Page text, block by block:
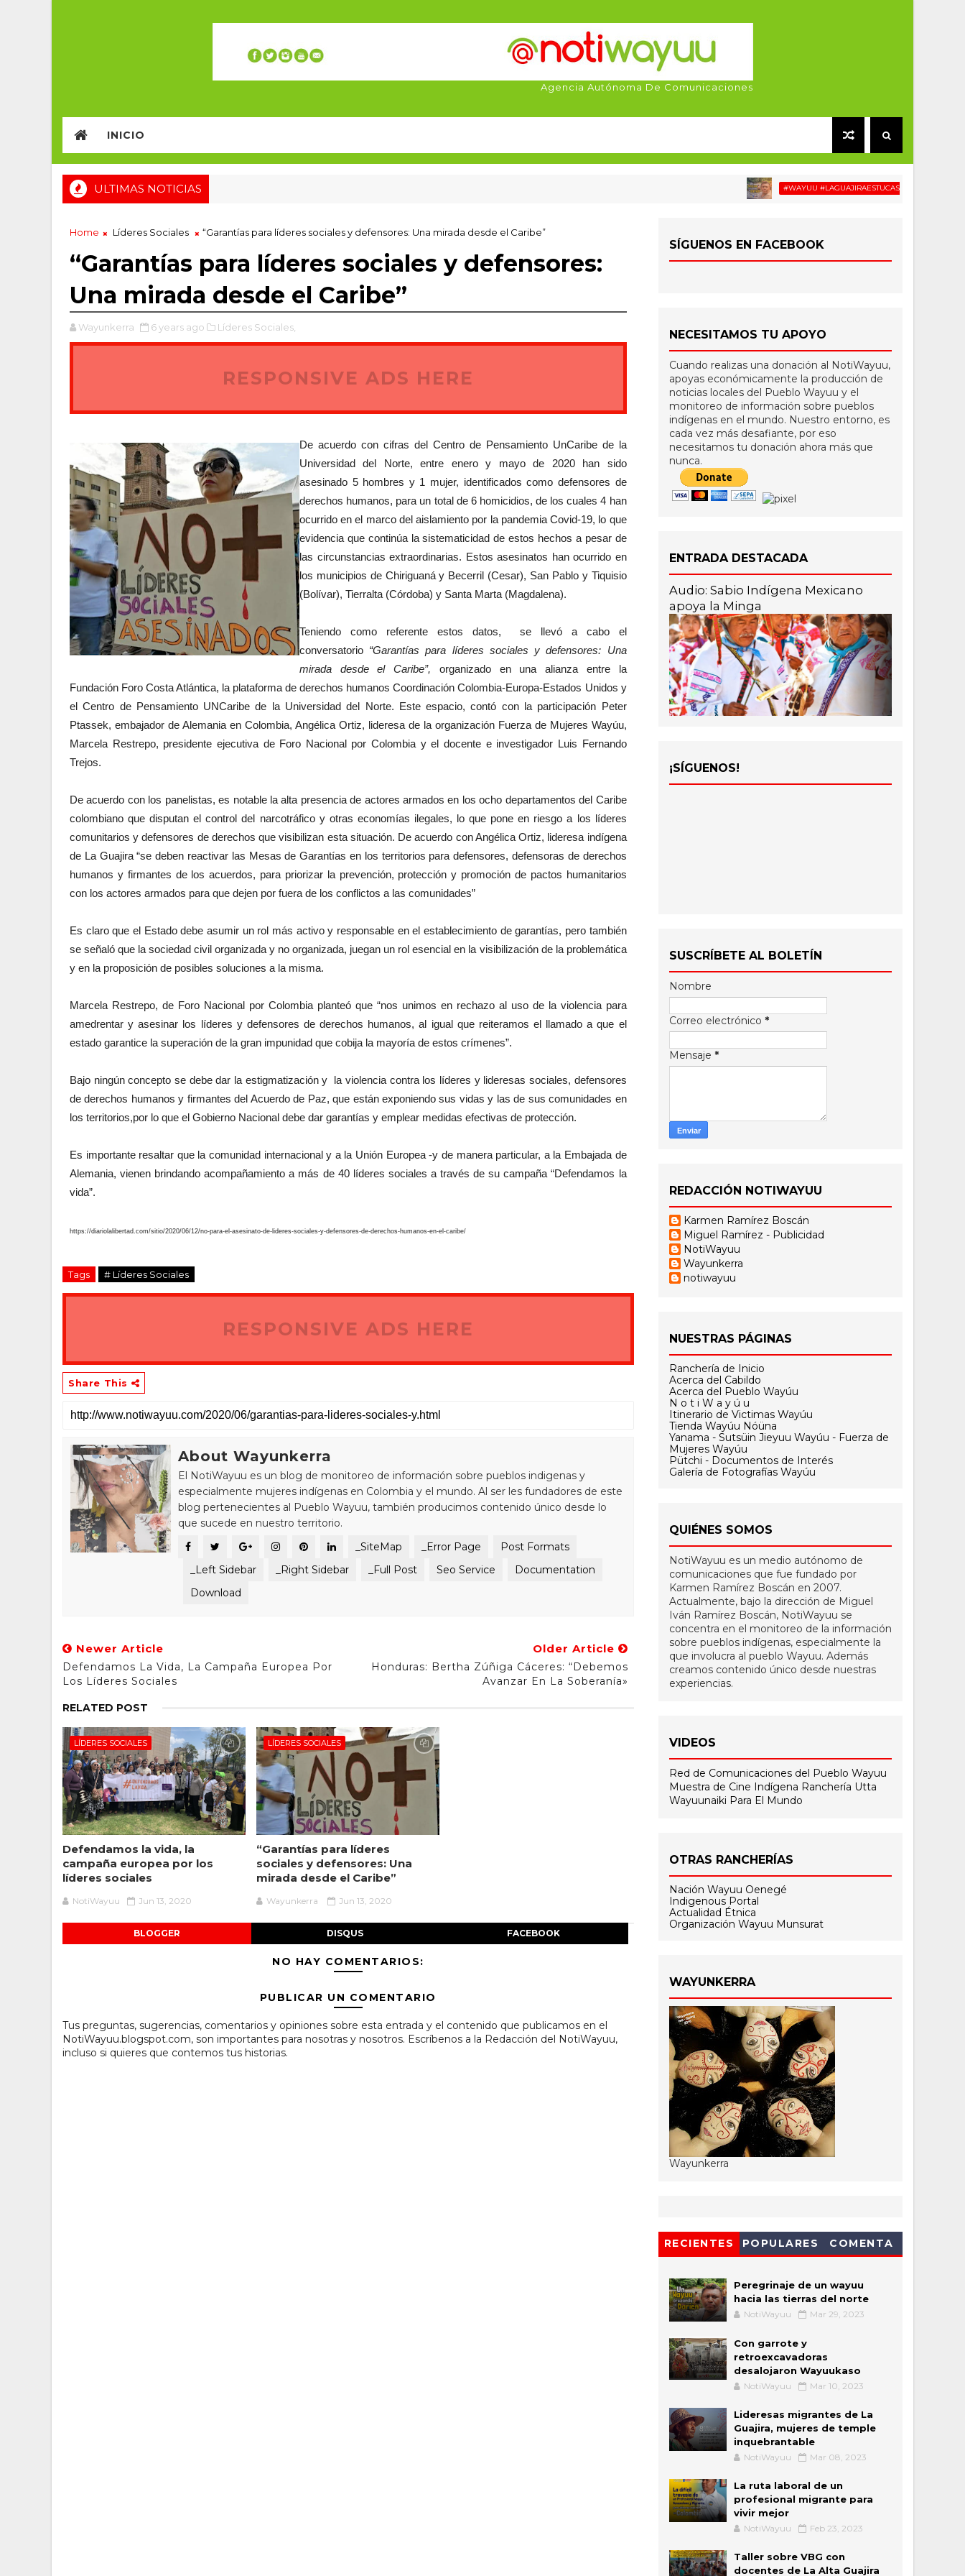
Agencia Autónoma De Comunicaciones
INICIO
ULTIMAS NOTICIAS #WAYUU #LAGUAJIRAESTUCASA #MIGRACIÓN
Home Líderes Sociales “Garantías para líderes sociales y defensores: Una mirada desde el Caribe”
“Garantías para líderes sociales y defensores:
Una mirada desde el Caribe”
Wayunkerra 6 years ago Líderes Sociales,
RESPONSIVE ADS HERE
De acuerdo con cifras del Centro de Pensamiento UnCaribe de la
Universidad del Norte, entre enero y mayo de 2020 han sido
asesinado 5 hombres y 1 mujer, identificados como defensores de
derechos humanos, para un total de 6 homicidios, de los cuales 4 han
ocurrido en el marco del aislamiento por la pandemia Covid-19, lo que
evidencia que continúa la sistematicidad de estos hechos a pesar de
las circunstancias extraordinarias. Estos asesinatos han ocurrido en
los municipios de Chiriguaná y Becerril (Cesar), San Pablo y Tiquisio
(Bolívar), Tierralta (Córdoba) y Santa Marta (Magdalena).
Teniendo como referente estos datos, se llevó a cabo el
conversatorio “Garantías para líderes sociales y defensores: Una
mirada desde el Caribe”, organizado en una alianza entre la
Fundación Foro Costa Atlántica, la plataforma de derechos humanos Coordinación Colombia-Europa-Estados Unidos y
el Centro de Pensamiento UNCaribe de la Universidad del Norte. Este espacio, contó con la participación Peter
Ptassek, embajador de Alemania en Colombia, Angélica Ortiz, lideresa de la organización Fuerza de Mujeres Wayúu,
Marcela Restrepo, presidente ejecutiva de Foro Nacional por Colombia y el docente e investigador Luis Fernando
Trejos.
De acuerdo con los panelistas, es notable la alta presencia de actores armados en los ocho departamentos del Caribe
colombiano que disputan el control del narcotráfico y otras economías ilegales, lo que pone en riesgo a los líderes
comunitarios y defensores de derechos que visibilizan esta situación. De acuerdo con Angélica Ortiz, lideresa indígena
de La Guajira “se deben reactivar las Mesas de Garantías en los territorios para defensores, defensoras de derechos
humanos y firmantes de los acuerdos, para priorizar la prevención, protección y promoción de pactos humanitarios
con los actores armados para que dejen por fuera de los conflictos a las comunidades”
Es claro que el Estado debe asumir un rol más activo y responsable en el establecimiento de garantías, pero también
se señaló que la sociedad civil organizada y no organizada, juegan un rol esencial en la visibilización de la problemática
y en la proposición de posibles soluciones a la misma.
Marcela Restrepo, de Foro Nacional por Colombia planteó que “nos unimos en rechazo al uso de la violencia para
amedrentar y asesinar los líderes y defensores de derechos humanos, al igual que reiteramos el llamado a que el
estado garantice la superación de la gran impunidad que cobija la mayoría de estos crímenes”.
Bajo ningún concepto se debe dar la estigmatización y la violencia contra los líderes y lideresas sociales, defensores
de derechos humanos y firmantes del Acuerdo de Paz, que están exponiendo sus vidas y las de sus comunidades en
los territorios,por lo que el Gobierno Nacional debe dar garantías y emplear medidas efectivas de protección.
Es importante resaltar que la comunidad internacional y a la Unión Europea -y de manera particular, a la Embajada de
Alemania, vienen brindando acompañamiento a más de 40 líderes sociales a través de su campaña “Defendamos la
vida”.
https://diariolalibertad.com/sitio/2020/06/12/no-para-el-asesinato-de-lideres-sociales-y-defensores-de-derechos-humanos-en-el-caribe/
Tags # Líderes Sociales
RESPONSIVE ADS HERE
Share This
About Wayunkerra
El NotiWayuu es un blog de monitoreo de información sobre pueblos indigenas y
especialmente mujeres indígenas en Colombia y el mundo. Al ser les fundadores de este
blog pertenecientes al Pueblo Wayuu, también producimos contenido único desde lo
que sucede en nuestro territorio.
_SiteMap
_Error Page
Post Formats
_Left Sidebar
_Right Sidebar _Full Post Seo Service
Documentation
Download
Newer Article
Defendamos La Vida, La Campaña Europea Por
Los Líderes Sociales
Older Article
Honduras: Bertha Zúñiga Cáceres: “Debemos
Avanzar En La Soberanía»
RELATED POST
LÍDERES SOCIALES
Defendamos la vida, la
campaña europea por los
líderes sociales
NotiWayuu Jun 13, 2020
LÍDERES SOCIALES
“Garantías para líderes
sociales y defensores: Una
mirada desde el Caribe”
Wayunkerra Jun 13, 2020
BLOGGER DISQUS FACEBOOK
NO HAY COMENTARIOS:
PUBLICAR UN COMENTARIO
Tus preguntas, sugerencias, comentarios y opiniones sobre esta entrada y el contenido que publicamos en el
NotiWayuu.blogspot.com, son importantes para nosotras y nosotros. Escríbenos a la Redacción del NotiWayuu,
incluso si quieres que contemos tus historias.
SÍGUENOS EN FACEBOOK
NECESITAMOS TU APOYO
Cuando realizas una donación al NotiWayuu,
apoyas económicamente la producción de
noticias locales del Pueblo Wayuu y el
monitoreo de información sobre pueblos
indígenas en el mundo. Nuestro entorno, es
cada vez más desafiante, por eso
necesitamos tu donación ahora más que
nunca.
ENTRADA DESTACADA
Audio: Sabio Indígena Mexicano
apoya la Minga
¡SÍGUENOS!
SUSCRÍBETE AL BOLETÍN
Nombre
Correo electrónico *
Mensaje *
REDACCIÓN NOTIWAYUU
Karmen Ramírez Boscán
Miguel Ramírez - Publicidad
NotiWayuu
Wayunkerra
notiwayuu
NUESTRAS PÁGINAS
Ranchería de Inicio
Acerca del Cabildo
Acerca del Pueblo Wayúu
N o t i W a y ú u
Itinerario de Victimas Wayúu
Tienda Wayúu Nóüna
Yanama - Sutsüin Jieyuu Wayúu - Fuerza de
Mujeres Wayúu
Pütchi - Documentos de Interés
Galería de Fotografías Wayúu
QUIÉNES SOMOS
NotiWayuu es un medio autónomo de
comunicaciones que fue fundado por
Karmen Ramírez Boscán en 2007.
Actualmente, bajo la dirección de Miguel
Iván Ramírez Boscán, NotiWayuu se
concentra en el monitoreo de la información
sobre pueblos indígenas, especialmente la
que involucra al pueblo Wayuu. Además
creamos contenido único desde nuestras
experiencias.
VIDEOS
Red de Comunicaciones del Pueblo Wayuu
Muestra de Cine Indígena Ranchería Utta
Wayuunaiki Para El Mundo
OTRAS RANCHERÍAS
Nación Wayuu Oenegé
Indigenous Portal
Actualidad Étnica
Organización Wayuu Munsurat
WAYUNKERRA
Wayunkerra
RECIENTES POPULARES COMENTA
Peregrinaje de un wayuu
hacia las tierras del norte
NotiWayuu Mar 29, 2023
Con garrote y
retroexcavadoras
desalojaron Wayuukaso
NotiWayuu Mar 10, 2023
Lideresas migrantes de La
Guajira, mujeres de temple
inquebrantable
NotiWayuu Mar 08, 2023
La ruta laboral de un
profesional migrante para
vivir mejor
NotiWayuu Feb 23, 2023
Taller sobre VBG con
docentes de La Alta Guajira